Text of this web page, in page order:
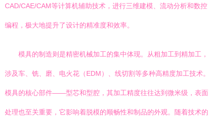
CAD/CAE/CAM等计算机辅助技术，进行三维建模、流动分析和数控
编程，极大地提升了设计的精准度和效率。
模具的制造则是精密机械加工的集中体现。从粗加工到精加工，
涉及车、铣、磨、电火花（EDM）、线切割等多种高精度加工技术。
模具的核心部件——型芯和型腔，其加工精度往往达到微米级，表面
处理也至关重要，它影响着脱模的顺畅性和制品的外观。随着技术的